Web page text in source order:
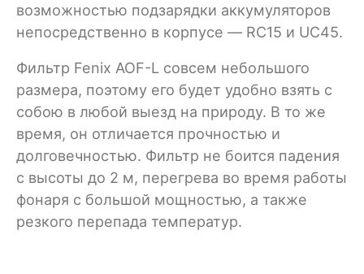
возможностью подзарядки аккумуляторов
непосредственно в корпусе — RC15 и UC45.
Фильтр Fenix AOF-L совсем небольшого
размера, поэтому его будет удобно взять с
собою в любой выезд на природу. В то же
время, он отличается прочностью и
долговечностью. Фильтр не боится падения
с высоты до 2 м, перегрева во время работы
фонаря с большой мощностью, а также
резкого перепада температур.